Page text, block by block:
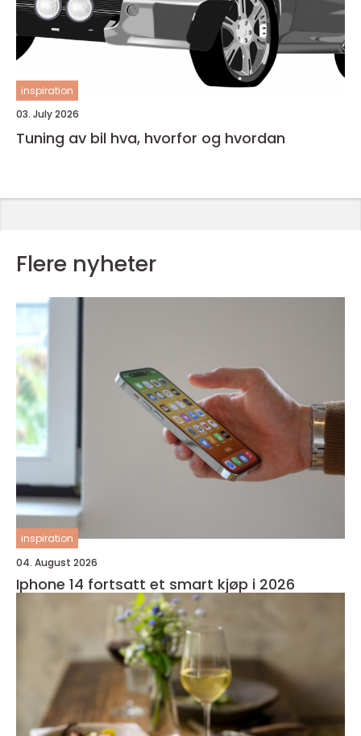
inspiration
03. July 2026
Tuning av bil hva, hvorfor og hvordan
Flere nyheter
inspiration
04. August 2026
Iphone 14 fortsatt et smart kjøp i 2026